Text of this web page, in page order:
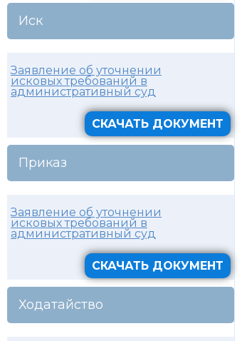
Иск
Заявление об уточнении
исковых требований в
административный суд
СКАЧАТЬ ДОКУМЕНТ
Приказ
Заявление об уточнении
исковых требований в
административный суд
СКАЧАТЬ ДОКУМЕНТ
Ходатайство